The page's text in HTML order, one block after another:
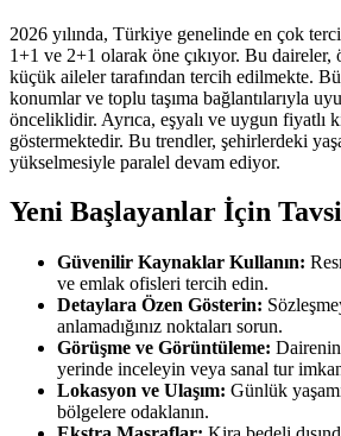
2026 yılında, Türkiye genelinde en çok
1+1 ve 2+1 olarak öne çıkıyor. Bu
küçük aileler tarafından tercih edilmekte.
konumlar ve toplu taşıma bağlantılarıyla
önceliklidir. Ayrıca, eşyalı ve uygun fiyatlı
göstermektedir. Bu trendler, şehirlerdeki
yükselmesiyle paralel devam ediyor.
Yeni Başlayanlar İçin
Güvenilir Kaynaklar Kullanın:
ve emlak ofisleri tercih edin.
Detaylara Özen Gösterin:
anlamadığınız noktaları sorun.
Görüşme ve Görüntüleme:
yerinde inceleyin veya sanal tur
Lokasyon ve Ulaşım: Günlük
bölgelere odaklanın.